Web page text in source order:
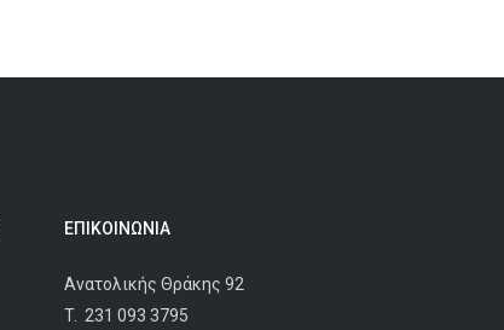
ΕΠΙΚΟΙΝΩΝΊΑ
Ανατολικής Θράκης 92
T. 231 093 3795